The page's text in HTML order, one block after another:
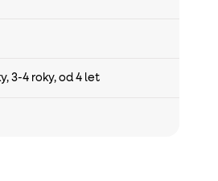
, 3-4 roky, od 4 let